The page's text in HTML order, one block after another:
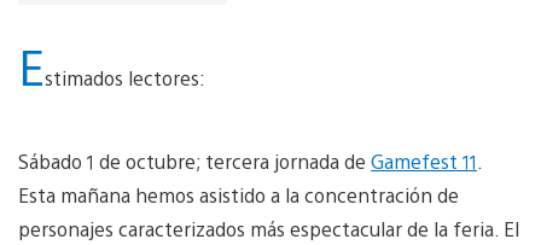
Estimados lectores:
Sábado 1 de octubre; tercera jornada de Gamefest 11
Esta mañana hemos asistido a la concentración de
personajes caracterizados más espectacular de la feria. El